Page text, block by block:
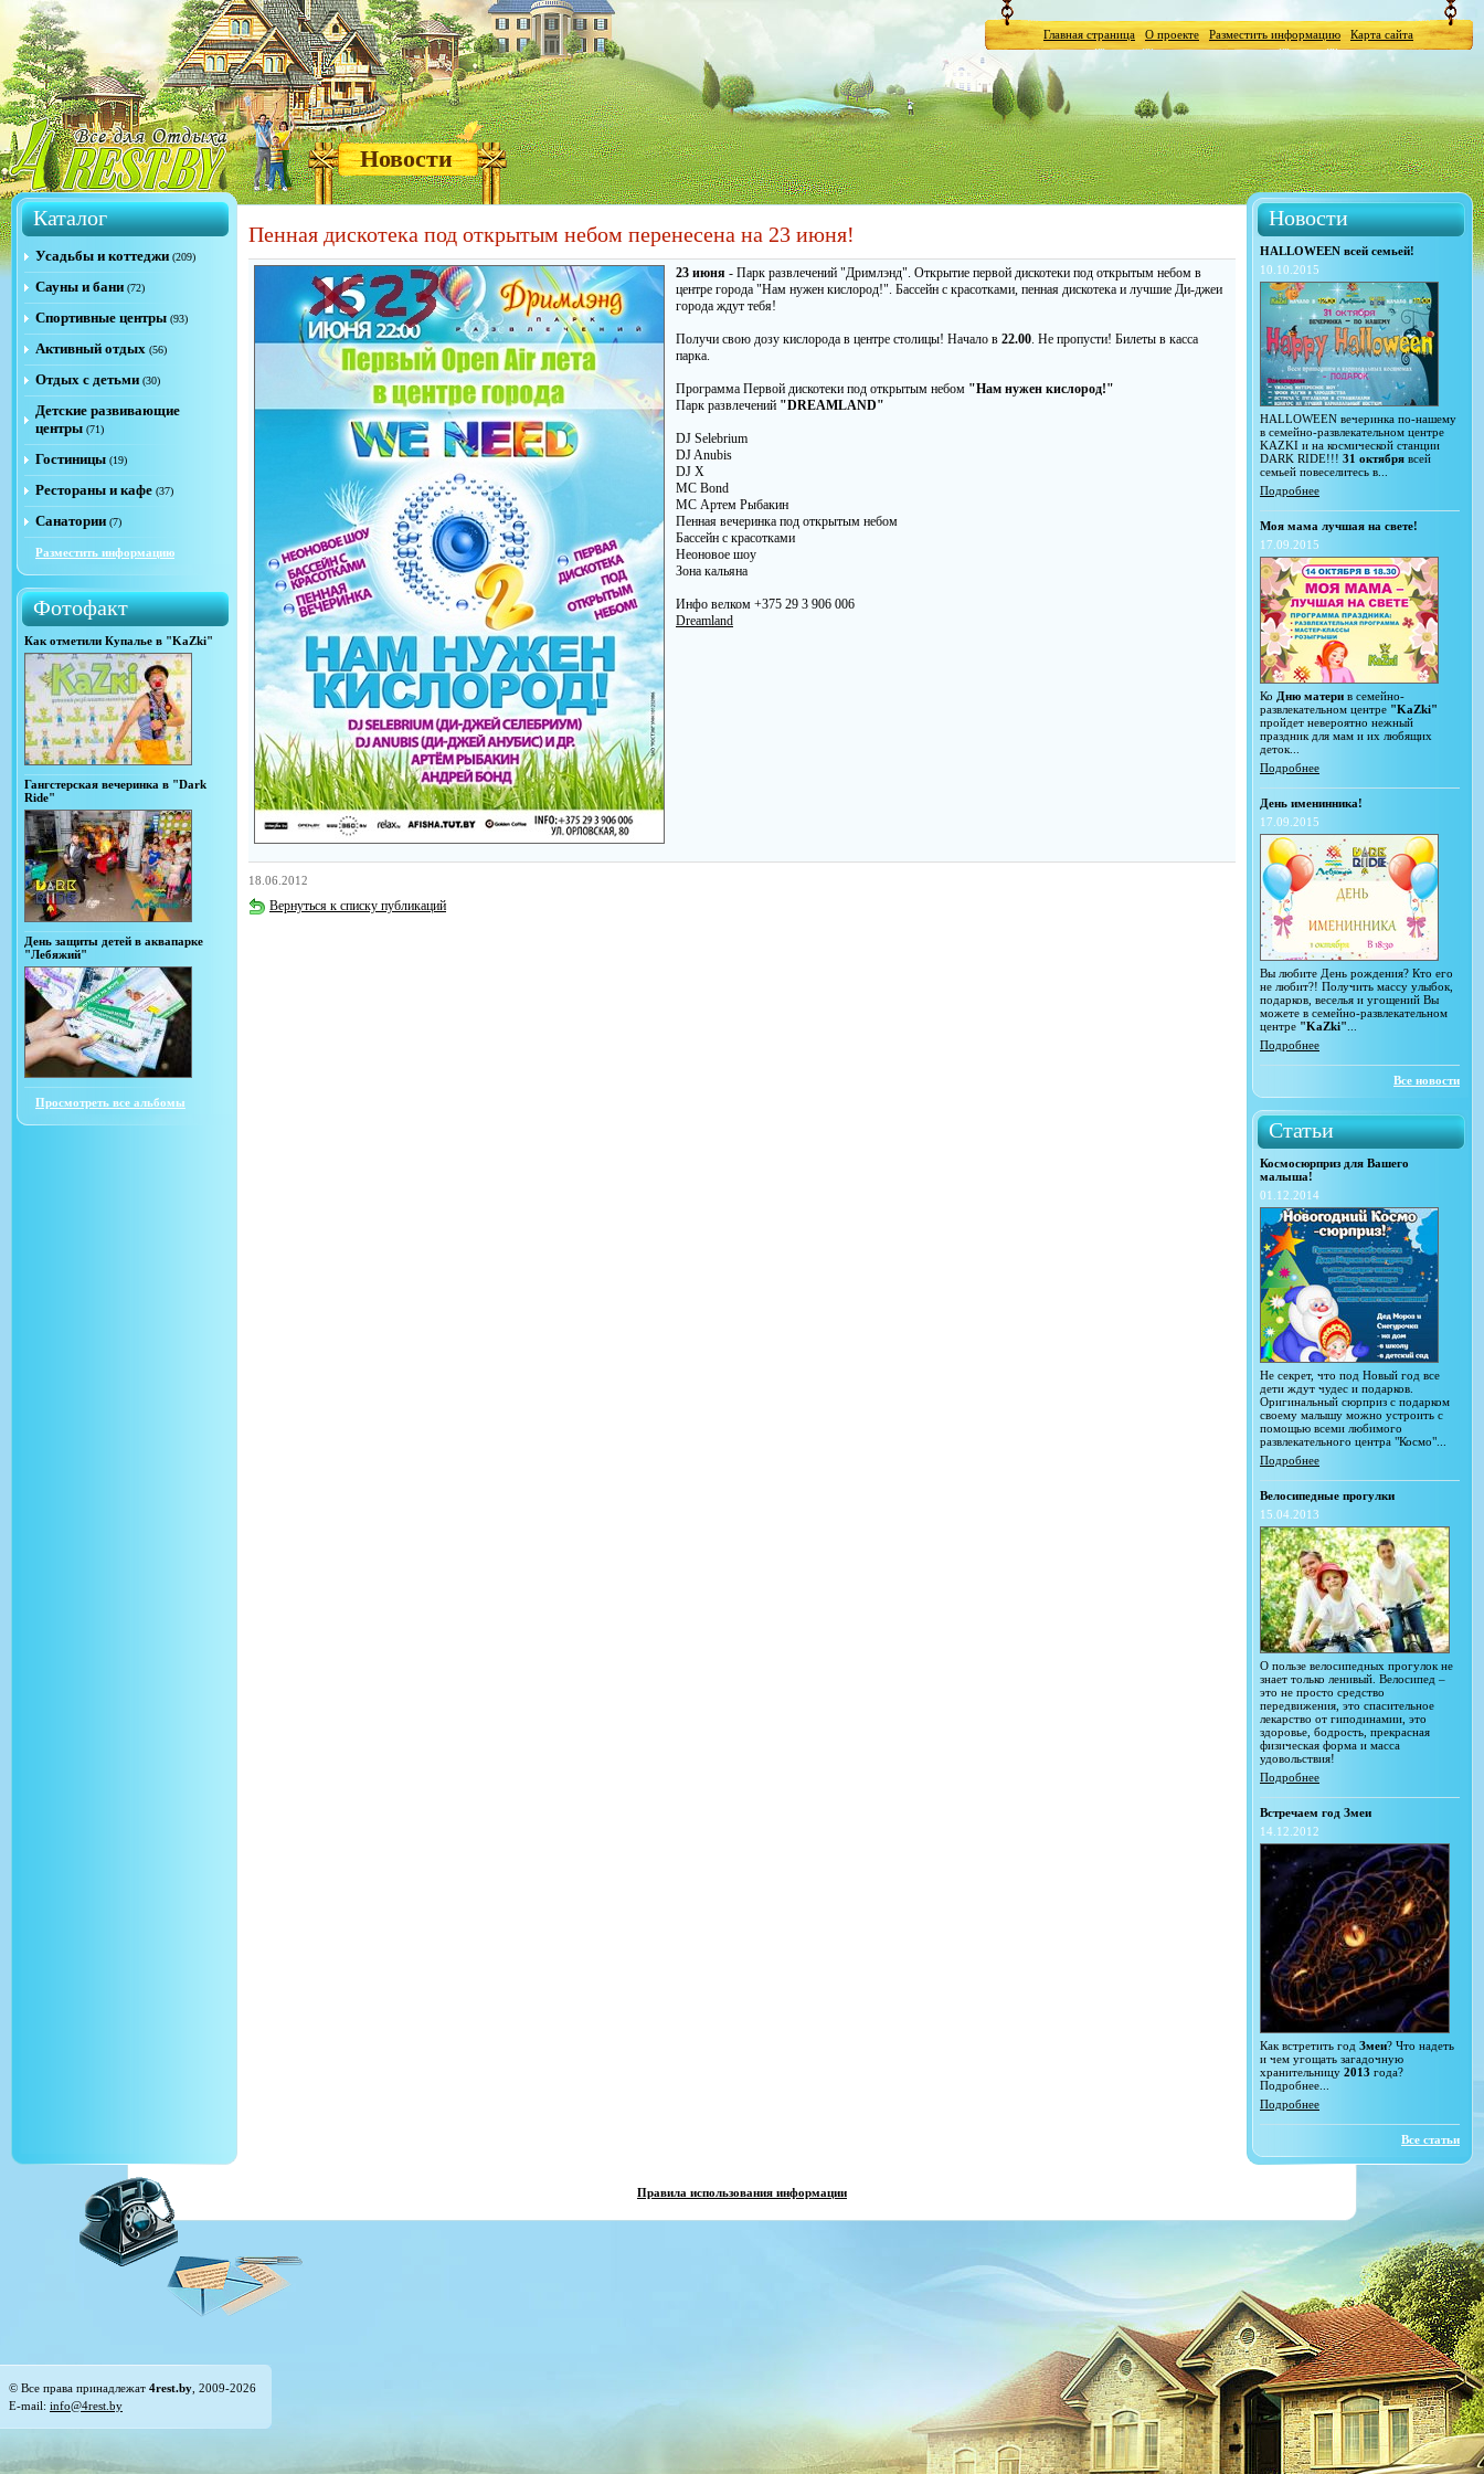
Главная страница О проекте Разместить информацию Карта сайта
Новости
Каталог
Усадьбы и коттеджи (209)
Сауны и бани (72)
Спортивные центры (93)
Активный отдых (56)
Отдых с детьми (30)
Детские развивающие
центры (71)
Гостиницы (19)
Рестораны и кафе (37)
Санатории (7)
Разместить информацию
Фотофакт
Как отметили Купалье в "KaZki"
Гангстерская вечеринка в "Dark
Ride"
День защиты детей в аквапарке
"Лебяжий"
Просмотреть все альбомы
Пенная дискотека под открытым небом перенесена на 23 июня!
23 июня - Парк развлечений "Дримлэнд". Открытие первой дискотеки под открытым небом в
центре города "Нам нужен кислород!". Бассейн с красотками, пенная дискотека и лучшие Ди-джеи
города ждут тебя!
Получи свою дозу кислорода в центре столицы! Начало в 22.00. Не пропусти! Билеты в касса
парка.
Программа Первой дискотеки под открытым небом "Нам нужен кислород!"
Парк развлечений "DREAMLAND"
DJ Selebrium
DJ Anubis
DJ X
MC Bond
MC Артем Рыбакин
Пенная вечеринка под открытым небом
Бассейн с красотками
Неоновое шоу
Зона кальяна
Инфо велком +375 29 3 906 006
Dreamland
18.06.2012
Вернуться к списку публикаций
Новости
HALLOWEEN всей семьей!
10.10.2015
HALLOWEEN вечеринка по-нашему
в семейно-развлекательном центре
KAZKI и на космической станции
DARK RIDE!!! 31 октября всей
семьей повеселитесь в...
Подробнее
Моя мама лучшая на свете!
17.09.2015
Ко Дню матери в семейно-
развлекательном центре "KaZki"
пройдет невероятно нежный
праздник для мам и их любящих
деток...
Подробнее
День именинника!
17.09.2015
Вы любите День рождения? Кто его
не любит?! Получить массу улыбок,
подарков, веселья и угощений Вы
можете в семейно-развлекательном
центре "KaZki"
Подробнее
Все новости
Статьи
Космосюрприз для Вашего
малыша!
01.12.2014
Не секрет, что под Новый год все
дети ждут чудес и подарков.
Оригинальный сюрприз с подарком
своему малышу можно устроить с
помощью всеми любимого
развлекательного центра "Космо"...
Подробнее
Велосипедные прогулки
15.04.2013
О пользе велосипедных прогулок не
знает только ленивый. Велосипед –
это не просто средство
передвижения, это спасительное
лекарство от гиподинамии, это
здоровье, бодрость, прекрасная
физическая форма и масса
удовольствия!
Подробнее
Встречаем год Змеи
14.12.2012
Как встретить год Змеи? Что надеть
и чем угощать загадочную
хранительницу 2013 года?
Подробнее...
Подробнее
Все статьи
Правила использования информации
© Все права принадлежат 4rest.by , 2009-2026
E-mail: info@4rest.by